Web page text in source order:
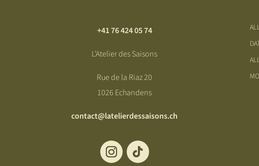
+41 76 424 05 74
L’Atelier des Saisons
Rue de la Riaz 20
1026 Echandens
contact@latelierdessaisons.ch